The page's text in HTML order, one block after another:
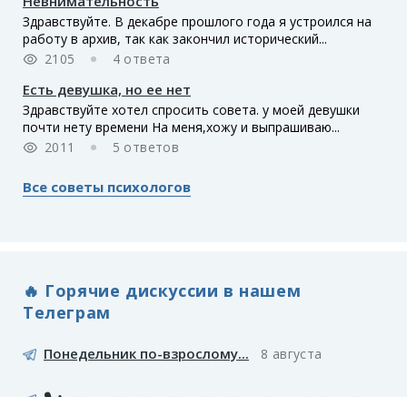
Здравствуйте. В декабре прошлого года я устроился на
работу в архив, так как закончил исторический...
2105
4 ответа
Есть девушка, но ее нет
Здравствуйте хотел спросить совета. у моей девушки
почти нету времени На меня,хожу и выпрашиваю...
2011
5 ответов
Все советы психологов
🔥 Горячие дискуссии в нашем
Телеграм
Понедельник по-взрослому... 8 августа